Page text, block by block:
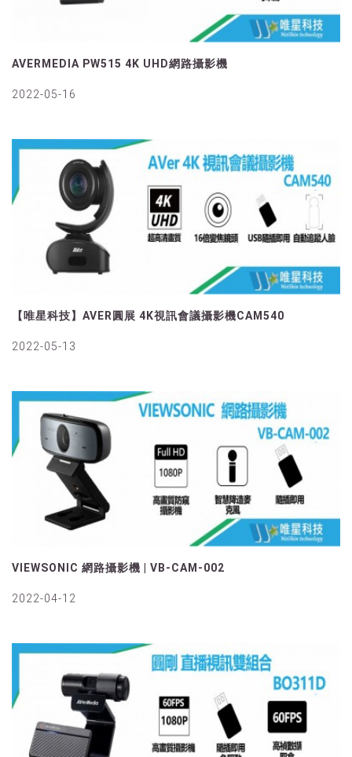
AVERMEDIA PW515 4K UHD網路攝影機
2022-05-16
【唯星科技】AVER圓展 4K視訊會議攝影機CAM540
2022-05-13
VIEWSONIC 網路攝影機 | VB-CAM-002
2022-04-12